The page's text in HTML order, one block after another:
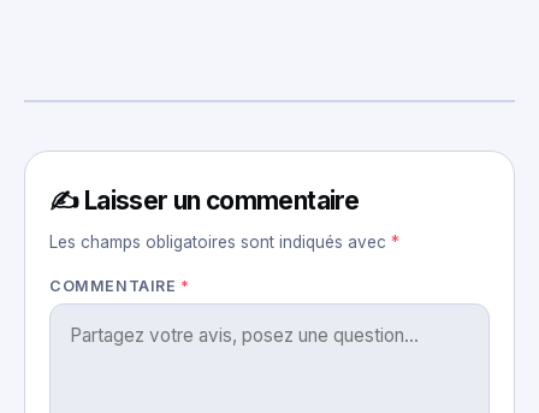
✍️ Laisser un commentaire
Les champs obligatoires sont indiqués avec *
COMMENTAIRE *